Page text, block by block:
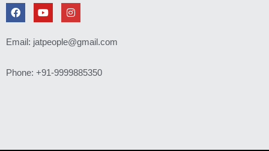
F
a
c
b
k
Y
o
u
u
I
n
s
t
a
a
Email: jatpeople@gmail.com
Phone: +91-9999885350